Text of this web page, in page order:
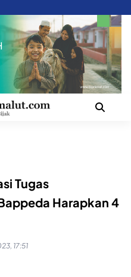
Tugas
Harapkan 4
17:51